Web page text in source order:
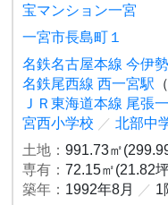
宝マンション一宮
一宮市長島町１
名鉄名古屋本線 今伊
名鉄尾西線 西一宮駅
ＪＲ東海道本線 尾張
宮西小学校 ／ 北部中
土地：991.73㎡
専有：72.15㎡(21.82
築年： 1992年8月 ／ 1